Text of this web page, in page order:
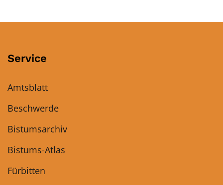
Service
Amtsblatt
Beschwerde
Bistumsarchiv
Bistums-Atlas
Fürbitten